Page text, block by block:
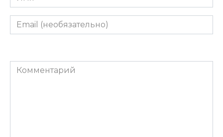
Email
(необязательно)
Комментарий